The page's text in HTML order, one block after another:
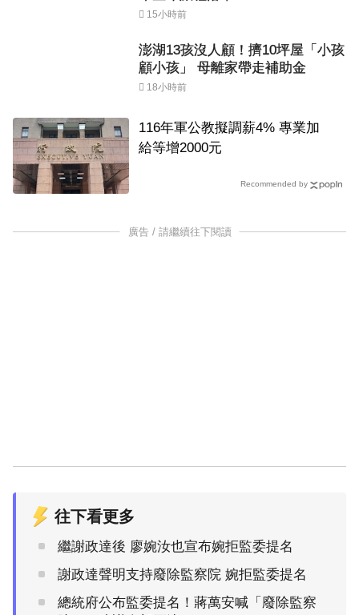
15小時前
澎湖13孩沒人顧！擠10坪屋「小孩
顧小孩」 母離家帶走補助金
18小時前
116年軍公教擬調薪4% 專業加
給等增2000元
Recommended by
廣告 / 請繼續往下閱讀
往下看更多
繼謝政達後 廖婉汝也宣布婉拒監委提名
謝政達聲明支持廢除監察院 婉拒監委提名
總統府公布監委提名！蔣萬安喊「廢除監察